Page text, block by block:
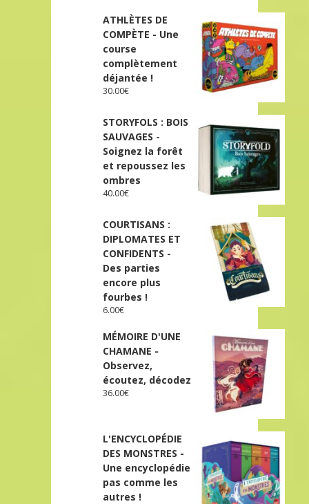
ATHLÈTES DE
COMPÈTE - Une
course
complètement
déjantée !
30.00€
STORYFOLS : BOIS
SAUVAGES -
Soignez la forêt
et repoussez les
ombres
40.00€
COURTISANS :
DIPLOMATES ET
CONFIDENTS -
Des parties
encore plus
fourbes !
6.00€
MÉMOIRE D'UNE
CHAMANE -
Observez,
écoutez, décodez
36.00€
L'ENCYCLOPÉDIE
DES MONSTRES -
Une encyclopédie
pas comme les
autres !